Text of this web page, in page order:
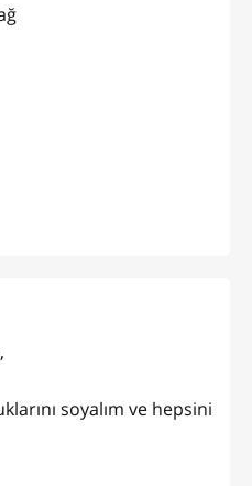
soyalım ve hepsini